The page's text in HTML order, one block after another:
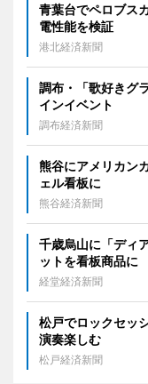
青葉台でペロブス
電性能を検証
港北経済新聞
調布・「歌好きグ
インイベント
調布経済新聞
熊谷にアメリカン
ェル看板に
熊谷経済新聞
千歳烏山に「ディ
ットを看板商品に
経堂経済新聞
松戸でロックセッ
演奏楽しむ
松戸経済新聞